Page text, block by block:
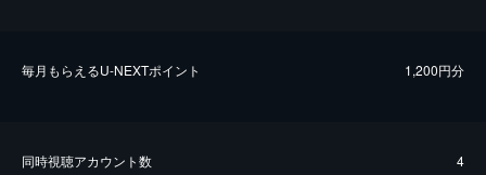
毎⽉もらえるU-NEXTポイント 1,200円分
同時視聴アカウント数 4